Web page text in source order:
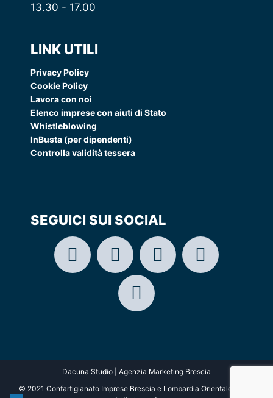
13.30 - 17.00
LINK UTILI
Privacy Policy
Cookie Policy
Lavora con noi
Elenco imprese con aiuti di Stato
Whistleblowing
InBusta (per dipendenti)
Controlla validità tessera
SEGUICI SUI SOCIAL
Dacuna Studio | Agenzia Marketing Brescia
© 2021 Confartigianato Imprese Brescia e Lombardia Orientale. Tutti i